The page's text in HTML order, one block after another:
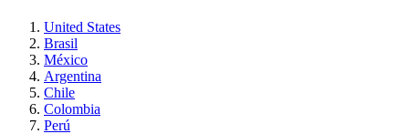
United States
Brasil
México
Argentina
Chile
Colombia
Perú